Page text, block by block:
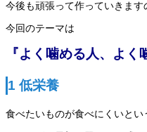
今後も頑張って作っていきます
今回のテーマは
『よく噛める人、よく
1 低栄養
食べたいものが食べにくいとい